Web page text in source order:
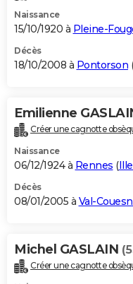
Naissance
15/10/1920 à Pleine-
Décès
18/10/2008 à Pontorson (
Emilienne
Créer une cagnotte
Naissance
06/12/1924 à Rennes (
Décès
08/01/2005 à Val-
Michel GASLAIN
Créer une cagnotte